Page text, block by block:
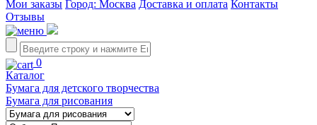
Мои заказы Город: Москва Доставка и оплата Контакты
Отзывы
0
Каталог
Бумага для детского творчества
Бумага для рисования